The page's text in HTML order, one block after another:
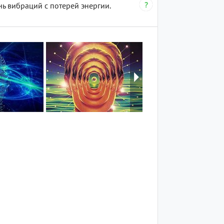
вибраций с потерей энергии.